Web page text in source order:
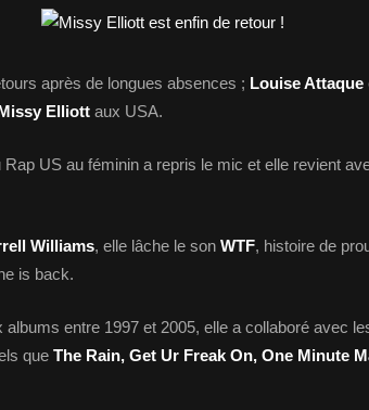
après de longues absences ; Louise Attaque
Elliott aux USA.
Rap US au féminin a repris le mic et elle revient
Williams, elle lâche le son WTF, histoire de
is back.
albums entre 1997 et 2005, elle a collaboré avec
que The Rain, Get Ur Freak On, One Minute